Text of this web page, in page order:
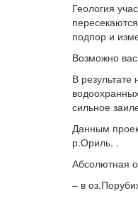
Геология
подпор и
Возможно
В
сильное
Данным
р.Ориль. .
Абсолютная
– в